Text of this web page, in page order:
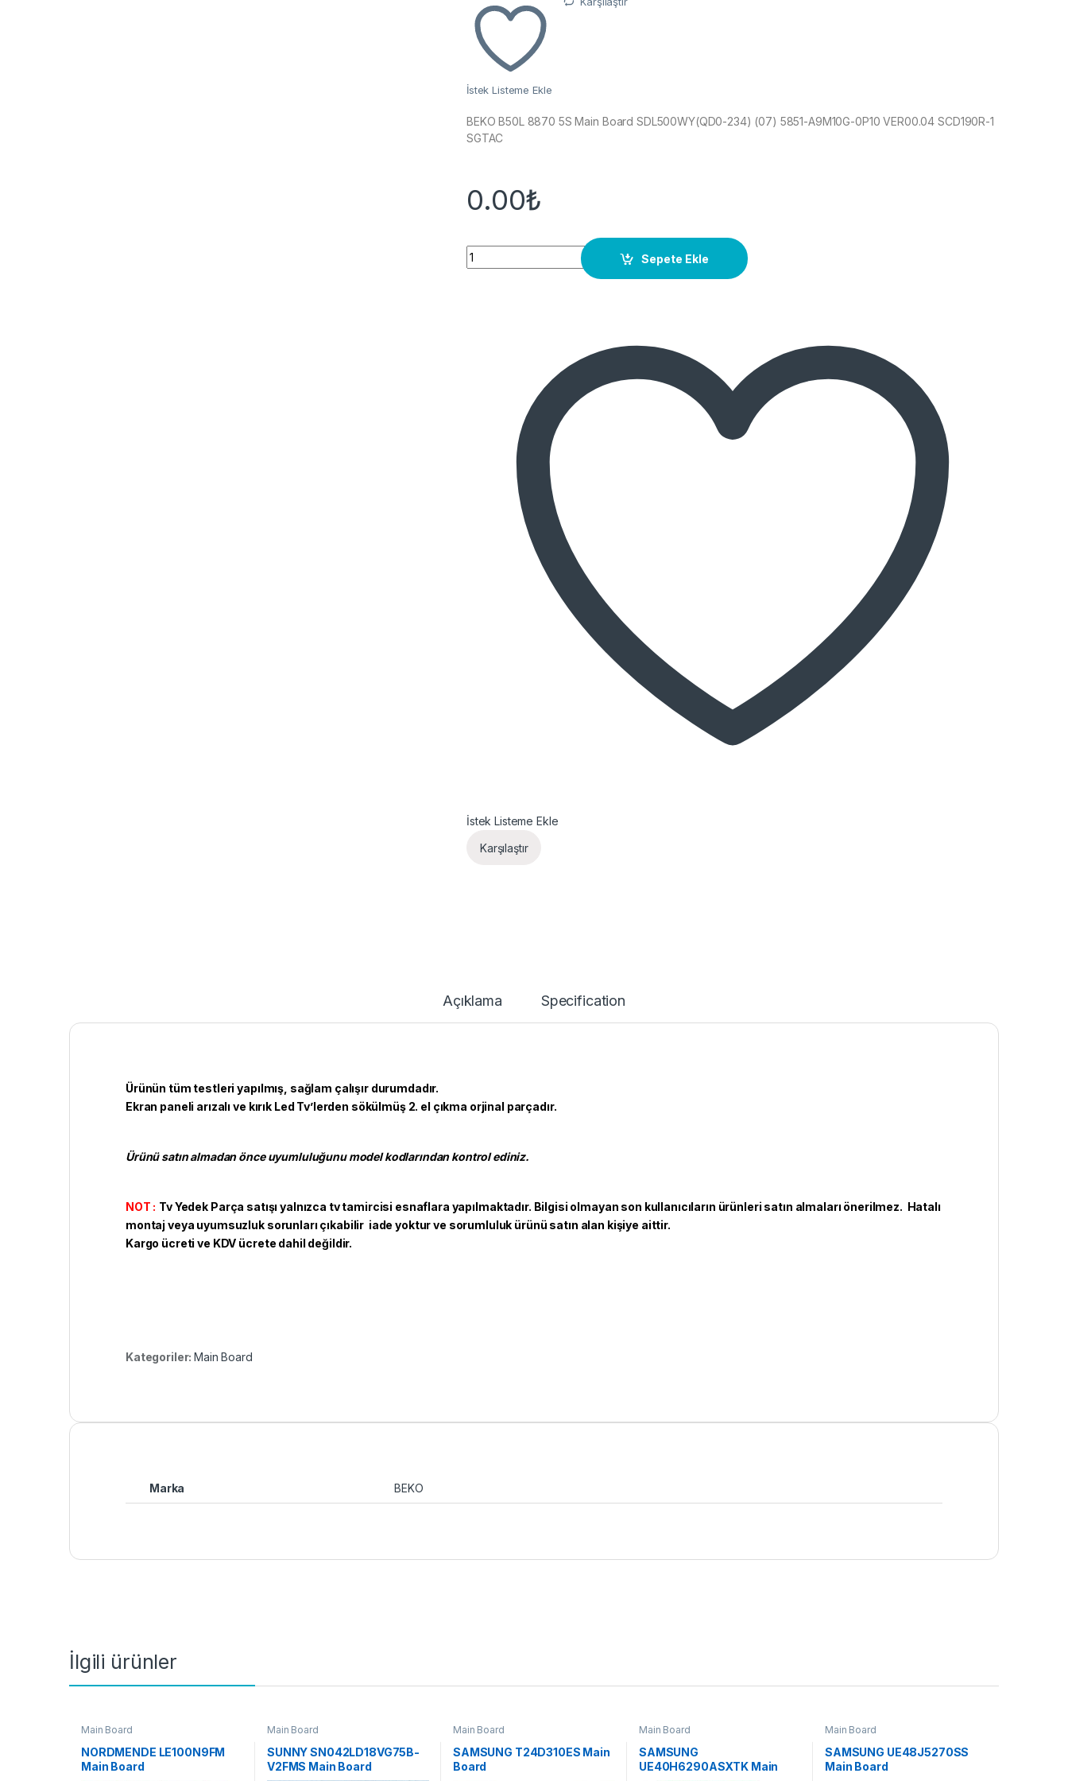
İstek Listeme Ekle
BEKO B50L 8870 5S Main Board SDL500WY(QD0-234) (07) 5851-A9M10G-0P10 VER00.04 SCD190R-1
SGTAC
0.00₺
Quantity
Sepete Ekle
İstek Listeme Ekle
Karşılaştır
Açıklama Specification
Ürünün tüm testleri yapılmış, sağlam çalışır durumdadır.
Ekran paneli arızalı ve kırık Led Tv’lerden sökülmüş 2. el çıkma orjinal parçadır.
Ürünü satın almadan önce uyumluluğunu model kodlarından kontrol ediniz.
NOT : Tv Yedek Parça satışı yalnızca tv tamircisi esnaflara yapılmaktadır. Bilgisi olmayan son kullanıcıların ürünleri satın almaları önerilmez. Hatalı
montaj veya uyumsuzluk sorunları çıkabilir iade yoktur ve sorumluluk ürünü satın alan kişiye aittir.
Kargo ücreti ve KDV ücrete dahil değildir.
Kategoriler:Main Board
Marka BEKO
İlgili ürünler
Main Board
NORDMENDE LE100N9FM
Main Board
Main Board
SUNNY SN042LD18VG75B-
V2FMS Main Board
Main Board
SAMSUNG T24D310ES Main
Board
Main Board
SAMSUNG
UE40H6290ASXTK Main
Main Board
SAMSUNG UE48J5270SS
Main Board